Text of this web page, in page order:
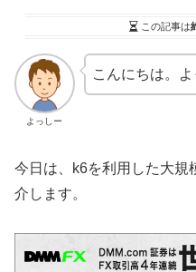
この記事は
よっしー
こんにちは。
今日は、k6を利用した大規
介します。